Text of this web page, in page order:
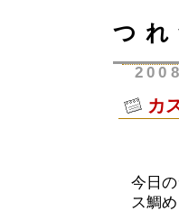
つ
カ
今日
ス鯛